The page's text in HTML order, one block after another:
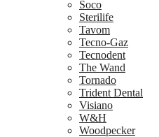
Soco
Sterilife
Tavom
Tecno-Gaz
Tecnodent
The Wand
Tornado
Trident Dental
Visiano
W&H
Woodpecker